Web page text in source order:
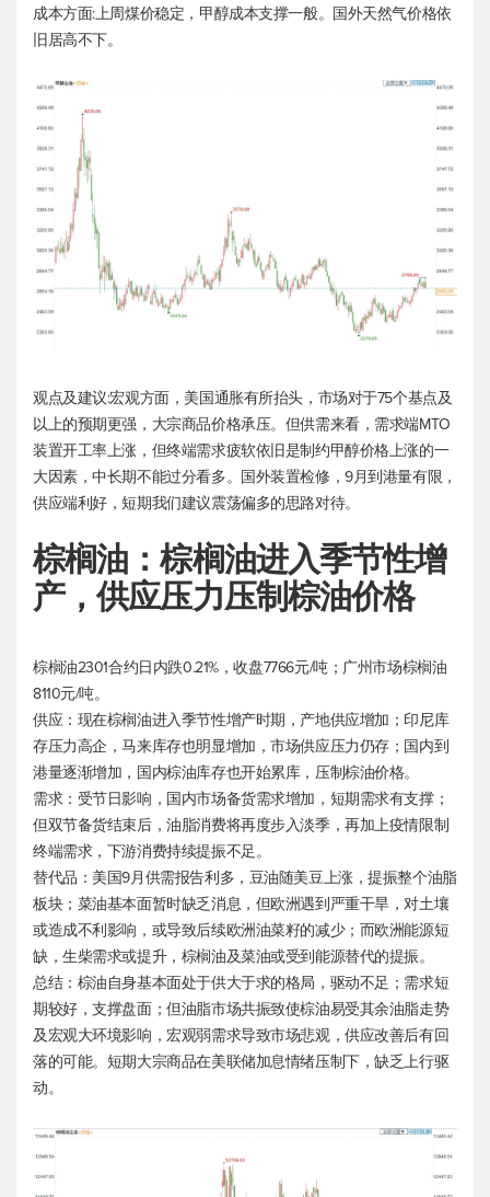
成本方面:上周煤价稳定，甲醇成本支撑一般。国外天然气价格依
旧居高不下。
观点及建议:宏观方面，美国通胀有所抬头，市场对于75个基点及
以上的预期更强，大宗商品价格承压。但供需来看，需求端MTO
装置开工率上涨，但终端需求疲软依旧是制约甲醇价格上涨的一
大因素，中长期不能过分看多。国外装置检修，9月到港量有限，
供应端利好，短期我们建议震荡偏多的思路对待。
棕榈油：棕榈油进入季节性增
产，供应压力压制棕油价格
棕榈油2301合约日内跌0.21%，收盘7766元/吨；广州市场棕榈油
8110元/吨。
供应：现在棕榈油进入季节性增产时期，产地供应增加；印尼库
存压力高企，马来库存也明显增加，市场供应压力仍存；国内到
港量逐渐增加，国内棕油库存也开始累库，压制棕油价格。
需求：受节日影响，国内市场备货需求增加，短期需求有支撑；
但双节备货结束后，油脂消费将再度步入淡季，再加上疫情限制
终端需求，下游消费持续提振不足。
替代品：美国9月供需报告利多，豆油随美豆上涨，提振整个油脂
板块；菜油基本面暂时缺乏消息，但欧洲遇到严重干旱，对土壤
或造成不利影响，或导致后续欧洲油菜籽的减少；而欧洲能源短
缺，生柴需求或提升，棕榈油及菜油或受到能源替代的提振。
总结：棕油自身基本面处于供大于求的格局，驱动不足；需求短
期较好，支撑盘面；但油脂市场共振致使棕油易受其余油脂走势
及宏观大环境影响，宏观弱需求导致市场悲观，供应改善后有回
落的可能。短期大宗商品在美联储加息情绪压制下，缺乏上行驱
动。